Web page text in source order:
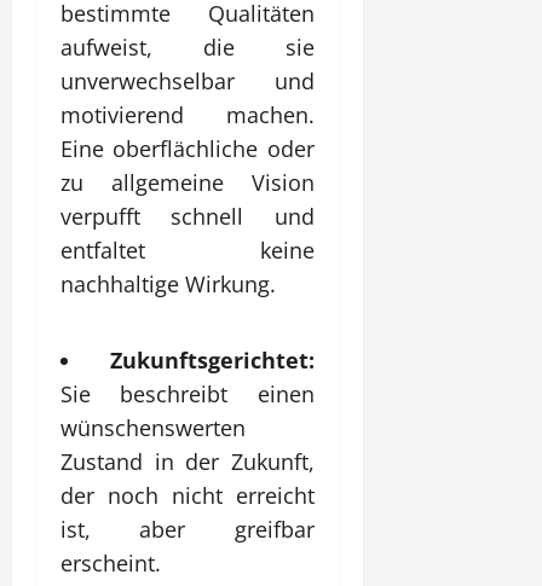
bestimmte Qualitäten
aufweist, die sie
unverwechselbar und
motivierend machen.
Eine oberflächliche oder
zu allgemeine Vision
verpufft schnell und
entfaltet keine
nachhaltige Wirkung.
Zukunftsgerichtet:
Sie beschreibt einen
wünschenswerten
Zustand in der Zukunft,
der noch nicht erreicht
ist, aber greifbar
erscheint.